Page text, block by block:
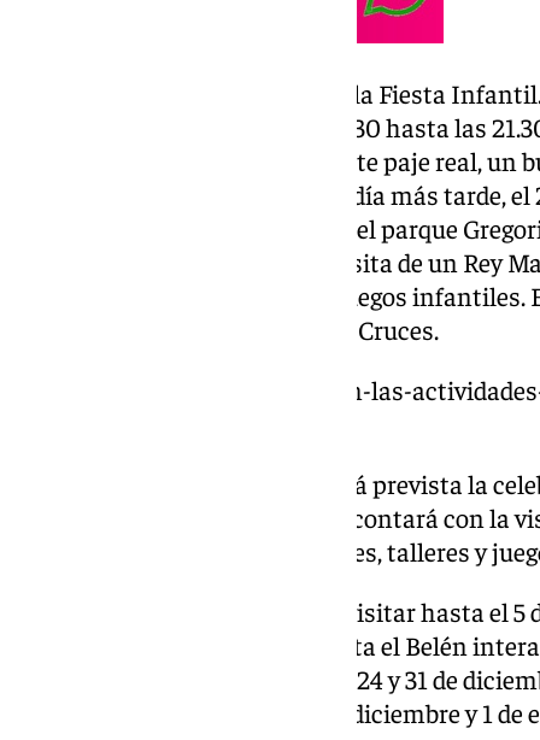
El 26 de diciembre tendrá lugar la Fiesta
Gitanillo de Triana desde las 17.30 hasta las
Rey Mago con su correspondiente paje real, un
talleres y juegos infantiles. UN día más tarde, el
horas, será la Fiesta Infantil en el parque
Calzada’. También habrá una visita de un Rey
cartas, animadores, talleres y juegos infantiles.
en las pistas deportivas de Tres Cruces.
https://www.101tv.es/estas-son-las-
EL 29 de 11.00 a 14.00 horas está prevista la
la plaza de La Luz. Igualmente, contará con la
real, buzón de cartas, animadores, talleres y
Como todos los años, se podrá visitar hasta el
21.00 horas, y de manera gratuita el Belén
Diputación provincial. Los días 24 y 31 de
las 14.00 horas, y los días 25 de diciembre y 1